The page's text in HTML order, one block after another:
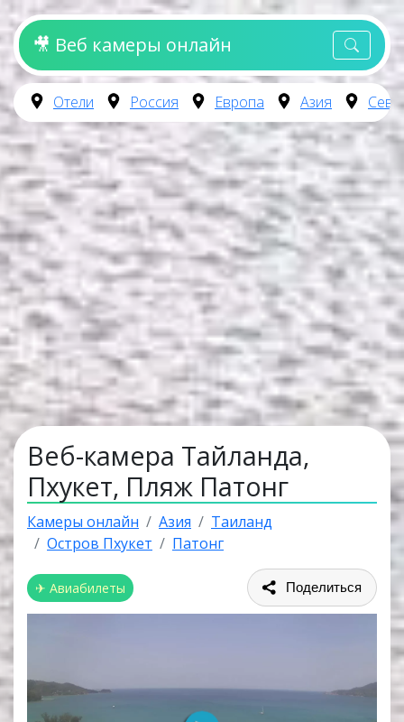
🎥 Веб камеры онлайн
Отели Россия Европа Азия
Веб-камера Тайланда,
Пхукет, Пляж Патонг
Камеры онлайн Азия
Таиланд
Остров Пхукет
Патонг
✈ Авиабилеты Поделиться